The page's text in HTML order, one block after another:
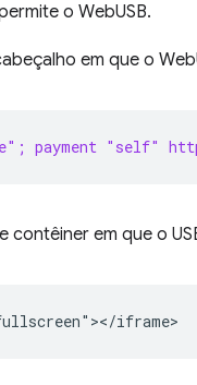
o WebUSB.
em que o
payment "self"
em que o